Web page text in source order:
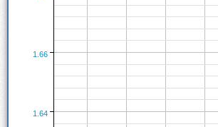
1.64
1.66